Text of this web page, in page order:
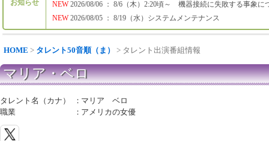
お知らせ
NEW
NEW
2026/08/06 ： 8/6（木）2:20頃～ 機器接続に失敗する事象に
2026/08/05 ： 8/19（水）システムメンテナンス
HOME > タレント50音順（ま） > タレント出演番組情報
マリア・ベロ
タレント名（カナ） ： マリア ベロ
職業
： アメリカの女優